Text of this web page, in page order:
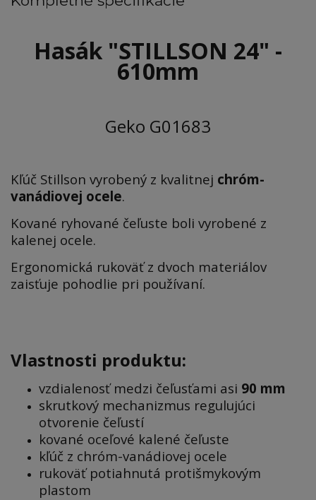
Hasák "STILLSON 24" -
610mm
Geko G01683
Kľúč Stillson vyrobený z kvalitnej chróm-
vanádiovej ocele.
Kované ryhované čeľuste boli vyrobené z
kalenej ocele.
Ergonomická rukoväť z dvoch materiálov
zaisťuje pohodlie pri používaní.
Vlastnosti produktu:
vzdialenosť medzi čeľusťami asi 90 mm
skrutkový mechanizmus regulujúci
otvorenie čeľustí
kované oceľové kalené čeľuste
kľúč z chróm-vanádiovej ocele
rukoväť potiahnutá protišmykovým
plastom